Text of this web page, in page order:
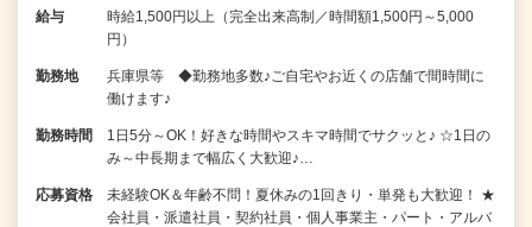
給与
時給1,500円以上（完全出来高制／時間額1,500円～5,000
円）
勤務地
兵庫県等 ◆勤務地多数♪ご自宅やお近くの店舗で間時間に
働けます♪
勤務時間
1日5分～OK！好きな時間やスキマ時間でサクッと♪ ☆1日の
み～中長期まで幅広く大歓迎♪…
応募資格
未経験OK＆年齢不問！夏休みの1回きり・単発も大歓迎！ ★
会社員・派遣社員・契約社員・個人事業主・パート・アルバ